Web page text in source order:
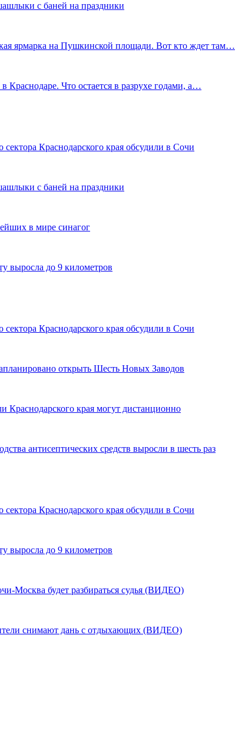
с баней на праздники
ярмарка на Пушкинской площади. Вот кто ждет там…
Краснодаре. Что остается в разрухе годами, а…
сектора Краснодарского края обсудили в Сочи
с баней на праздники
в мире синагог
выросла до 9 километров
сектора Краснодарского края обсудили в Сочи
открыть Шесть Новых Заводов
края могут дистанционно
антисептических средств выросли в шесть раз
сектора Краснодарского края обсудили в Сочи
выросла до 9 километров
Москва будет разбираться судья (ВИДЕО)
снимают дань с отдыхающих (ВИДЕО)